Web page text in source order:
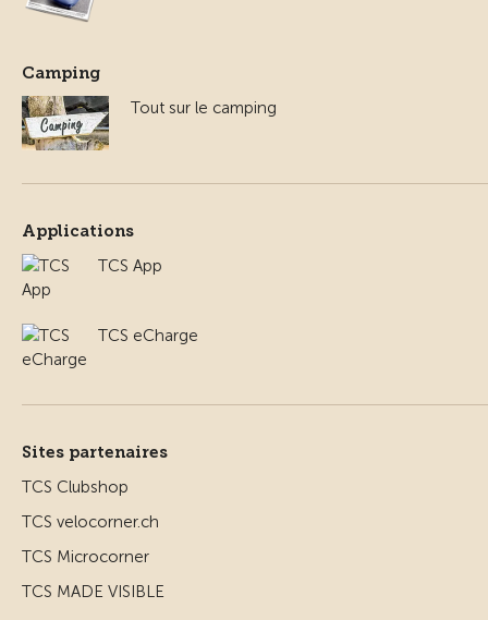
Camping
Tout sur le camping
Applications
TCS App
TCS eCharge
Sites partenaires
TCS Clubshop
TCS velocorner.ch
TCS Microcorner
TCS MADE VISIBLE